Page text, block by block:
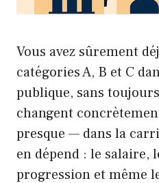
Vous avez sûrement
catégories A, B et C
publique, sans
changent
presque — dans la
en dépend : le salaire,
progression et même